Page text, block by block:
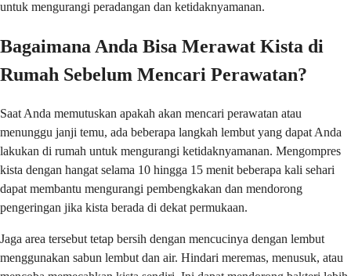
untuk mengurangi peradangan dan ketidaknyamanan.
Bagaimana Anda Bisa Merawat Kista di
Rumah Sebelum Mencari Perawatan?
Saat Anda memutuskan apakah akan mencari perawatan atau
menunggu janji temu, ada beberapa langkah lembut yang dapat Anda
lakukan di rumah untuk mengurangi ketidaknyamanan. Mengompres
kista dengan hangat selama 10 hingga 15 menit beberapa kali sehari
dapat membantu mengurangi pembengkakan dan mendorong
pengeringan jika kista berada di dekat permukaan.
Jaga area tersebut tetap bersih dengan mencucinya dengan lembut
menggunakan sabun lembut dan air. Hindari meremas, menusuk, atau